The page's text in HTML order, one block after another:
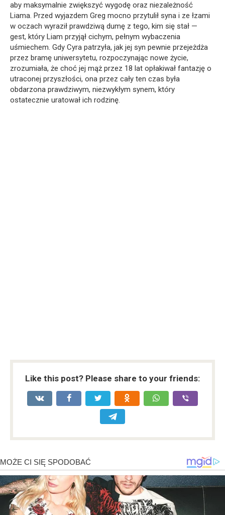
aby maksymalnie zwiększyć wygodę oraz niezależność
Liama. Przed wyjazdem Greg mocno przytulił syna i ze łzami
w oczach wyraził prawdziwą dumę z tego, kim się stał —
gest, który Liam przyjął cichym, pełnym wybaczenia
uśmiechem. Gdy Cyra patrzyła, jak jej syn pewnie przejeżdża
przez bramę uniwersytetu, rozpoczynając nowe życie,
zrozumiała, że choć jej mąż przez 18 lat opłakiwał fantazję o
utraconej przyszłości, ona przez cały ten czas była
obdarzona prawdziwym, niezwykłym synem, który
ostatecznie uratował ich rodzinę.
Like this post? Please share to your friends: